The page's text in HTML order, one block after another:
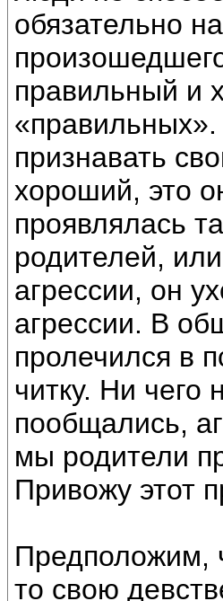
обязательно
правильный и
признавать
хороший, это
проявлялась
родителей,
агрессии, он
агрессии. В
пролечился в
читку. Ни чего
пообщались,
мы родители
Привожу этот
Предположим,
то свою